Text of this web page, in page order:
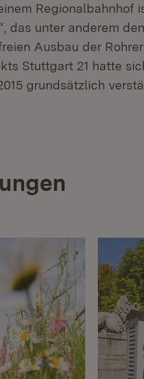
Regionalbahnhof
das unter anderem
Ausbau der
Stuttgart 21 hatte
grundsätzlich